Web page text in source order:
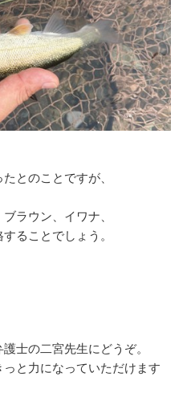
とのことですが、
ラウン、イワナ、
ることでしょう。
士の二宮先生にどうぞ。
と力になっていただけます